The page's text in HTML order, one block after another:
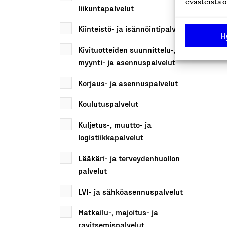
evästeistä
liikuntapalvelut
Kiinteistö- ja isännöintipalvelut
Kivituotteiden suunnittelu-,
myynti- ja asennuspalvelut
Korjaus- ja asennuspalvelut
Koulutuspalvelut
Kuljetus-, muutto- ja
logistiikkapalvelut
Lääkäri- ja terveydenhuollon
palvelut
LVI- ja sähköasennuspalvelut
Matkailu-, majoitus- ja
ravitsemispalvelut